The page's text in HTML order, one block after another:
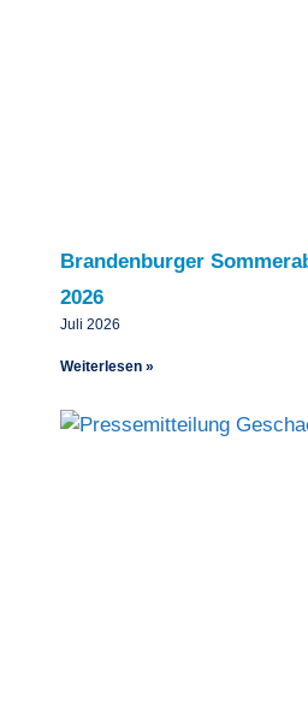
Brandenburger
2026
Juli 2026
Weiterlesen »